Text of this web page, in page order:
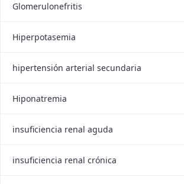
Glomerulonefritis
Hiperpotasemia
hipertensión arterial secundaria
Hiponatremia
insuficiencia renal aguda
insuficiencia renal crónica